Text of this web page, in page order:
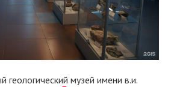
геологический музей имени в.и.